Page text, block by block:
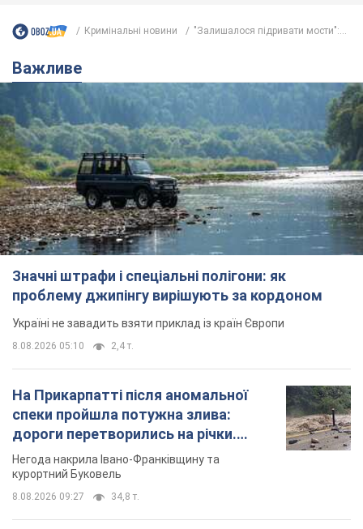
Значні штрафи і спеціальні полігони: як
проблему джипінгу вирішують за кордоном
Україні не завадить взяти приклад із країн Європи
8.08.2026 05:10 2,4 т.
На Прикарпатті після аномальної
спеки пройшла потужна злива:
дороги перетворились на річки.
Відео
Негода накрила Івано-Франківщину та
8.08.2026 09:27
за газ через покази зіпсованого
лічильника: суддя ухвалив
неочікуване рішення
Чи треба платити борг через донарахування
12 часов назад 31,6 т.